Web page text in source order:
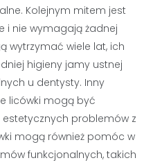
Kolejnym mitem jest
i nie wymagają żadnej
wytrzymać wiele lat, ich
higieny jamy ustnej
u dentysty. Inny
licówki mogą być
problemów z
mogą również pomóc w
funkcjonalnych, takich